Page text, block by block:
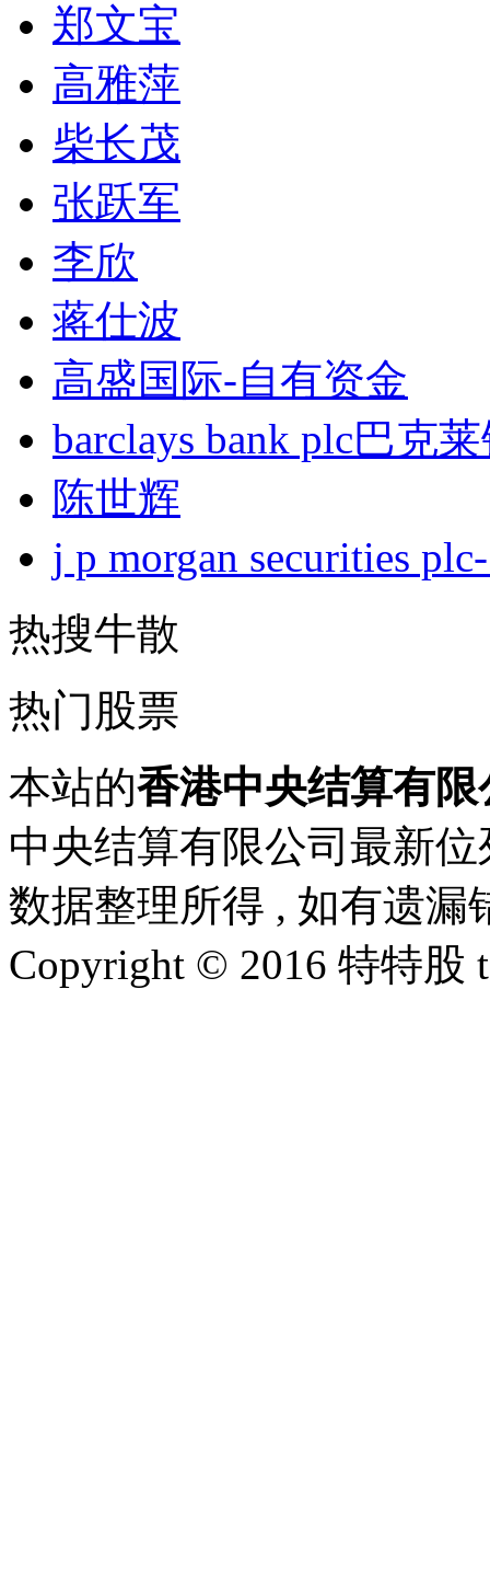
郑文宝
高雅萍
柴长茂
张跃军
李欣
蒋仕波
高盛国际-自有资金
barclays bank plc巴克
陈世辉
j p morgan securities
热搜牛散
热门股票
本站的香港中央结算有限
中央结算有限公司最新
数据整理所得 , 如有遗漏
Copyright © 2016 特特股